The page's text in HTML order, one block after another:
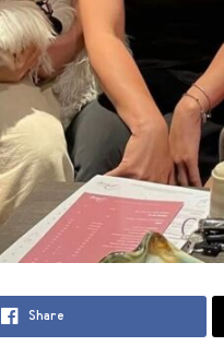
Share